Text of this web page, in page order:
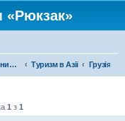
«Рюкзак»
Закордонний туризм Туризм в Азії Грузія
1 з 1